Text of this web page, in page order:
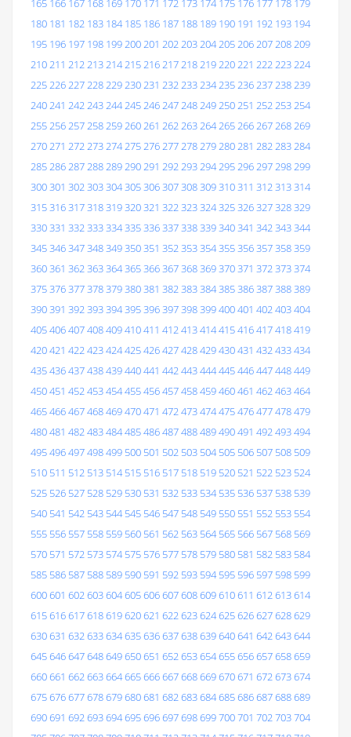
165 166 167 168 169 170 171 172 173 174 175 176 177 178 179
180 181 182 183 184 185 186 187 188 189 190 191 192 193 194
195 196 197 198 199200201 202203204205206207208209
210211 212213214215216217218219220221 222223224
225226227228229230231 232233234235236237238239
240241 242243244245246247248249250251 252253254
255256257258259260261 262263264265266267268269
270271 272273274275276277278279280281 282283284
285286287288289290291 292293294295296297298299
300301 302303304305306307308309310311 312313314
315316317318319320321 322323324325326327328329
330331 332333334335336337338339340341 342343344
345346347348349350351 352353354355356357358359
360361 362363364365366367368369370371 372373374
375376377378379380381 382383384385386387388389
390391 392393394395396397398399400401 402403404
405406407408409410411 412413414415416417418419
420421 422423424425426427428429430431 432433434
435436437438439440441 442443444445446447448449
450451 452453454455456457458459460461 462463464
465466467468469470471 472473474475476477478479
480481 482483484485486487488489490491 492493494
495496497498499 500 501 502 503 504 505 506 507 508 509
510 511 512 513 514 515 516 517 518 519 520 521 522 523 524
525 526 527 528 529 530 531 532 533 534 535 536 537 538 539
540 541 542 543 544 545 546 547 548 549 550 551 552 553 554
555 556 557 558 559 560 561 562 563 564 565 566 567 568 569
570 571 572 573 574 575 576 577 578 579 580 581 582 583 584
585 586 587 588 589 590 591 592 593 594 595 596 597 598 599
600601 602603604605606607608609610611 612613614
615616617618619620621 622623624625626627628629
630631 632633634635636637638639640641 642643644
645646647648649650651 652653654655656657658659
660661 662663664665666667668669670671 672673674
675676677678679680681 682683684685686687688689
690691 692693694695696697698699700701 702703704